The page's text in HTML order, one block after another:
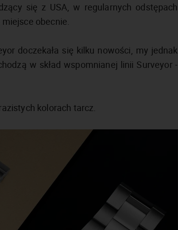
się z USA, w regularnych odstępach
obecnie.
doczekała się kilku nowości, my jednak
w skład wspomnianej linii Surveyor -
kolorach tarcz.